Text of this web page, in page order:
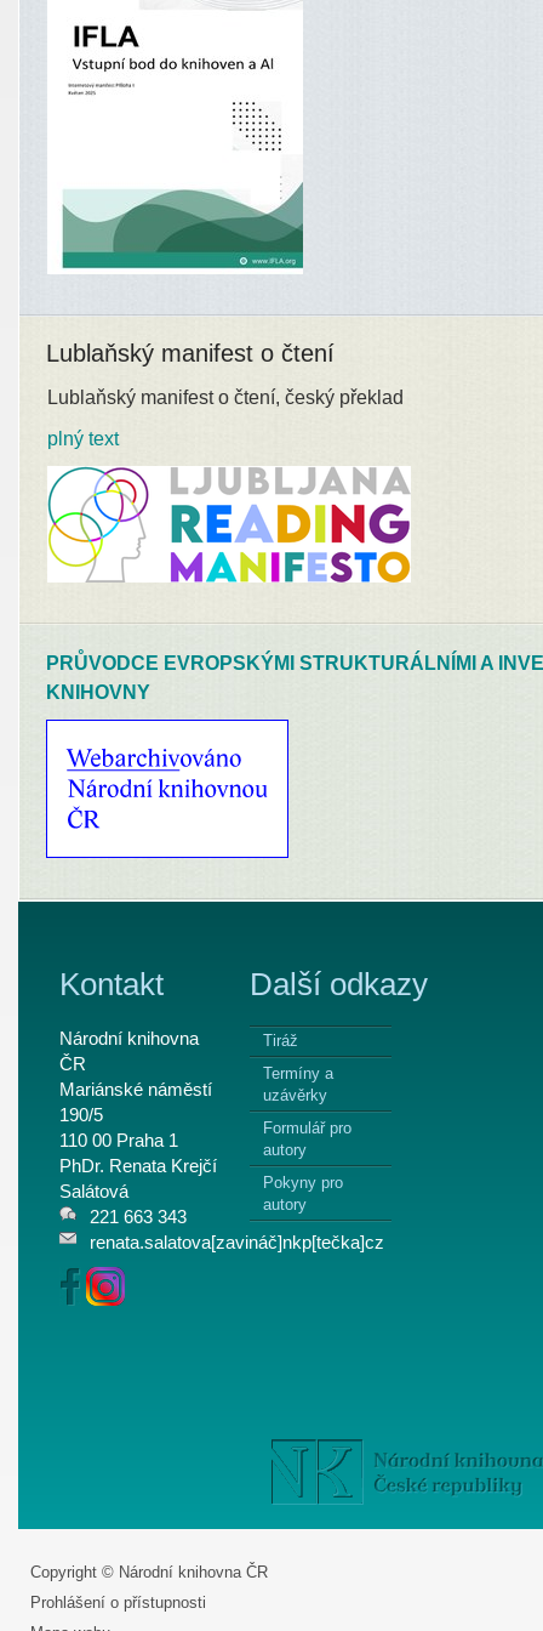
Lublaňský manifest o čtení
Lublaňský manifest o čtení, český překlad
plný text
PRŮVODCE EVROPSKÝMI STRUKTURÁLNÍMI A
KNIHOVNY
Kontakt
Národní knihovna
ČR
Mariánské náměstí
190/5
110 00 Praha 1
PhDr. Renata Krejčí
Salátová
221 663 343
renata.salatova[zavináč]nkp[tečka]cz
Další odkazy
Tiráž
Termíny a
uzávěrky
Formulář pro
autory
Pokyny pro
autory
Copyright © Národní knihovna ČR
Prohlášení o přístupnosti